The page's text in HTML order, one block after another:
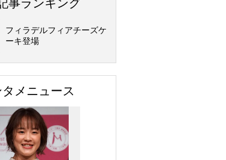
事ランキング
フィラデルフィアチーズケ
ーキ登場
メニュース